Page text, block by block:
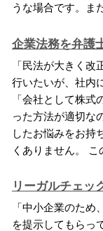
うな場合です。ま
企業法務を弁護
「民法が大きく改
行いたいが、社内
「会社として株
った方法が適切な
したお悩みをお持
くありません。
リーガルチェッ
「中小企業のため
を提示してもらっ